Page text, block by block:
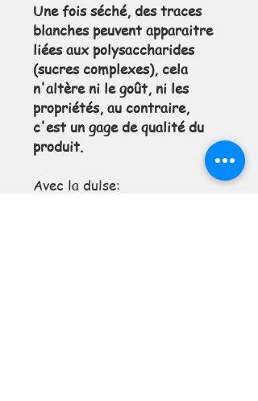
Une fois séché, des traces
blanches peuvent apparaitre
liées aux polysaccharides
(sucres complexes), cela
n'altère ni le goût, ni les
propriétés, au contraire,
c'est un gage de qualité du
produit.
Avec la dulse: